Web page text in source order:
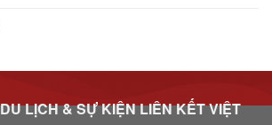
LỊCH & SỰ KIỆN LIÊN KẾT VIỆT